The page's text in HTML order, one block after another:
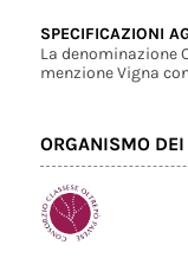
SPECIFICAZIONI
La denominazione
menzione Vigna
ORGANISMO